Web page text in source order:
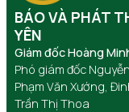
BÁO VÀ PHÁT
YÊN
Giám đốc Hoàng
Phó giám đốc
Phạm Văn Xướng,
Trần Thị Thoa